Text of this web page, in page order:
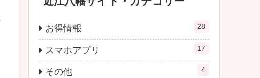
お得情報 28
スマホアプリ 17
その他 4